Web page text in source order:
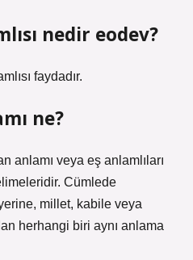
nedir eodev?
faydadır.
ne?
anlamı veya eş anlamlıları
Cümlede
millet, kabile veya
herhangi biri aynı anlama